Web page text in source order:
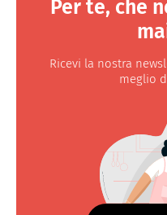
Per te, che
Ricevi la nostra
meglio